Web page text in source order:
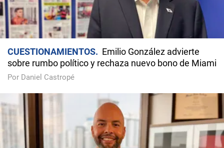
CUESTIONAMIENTOS
Emilio González advierte
sobre rumbo político y rechaza nuevo bono de Miami
Por Daniel Castropé